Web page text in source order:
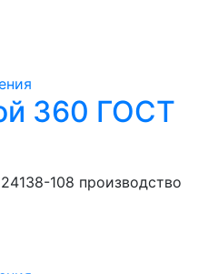
360 ГОСТ
108 производство